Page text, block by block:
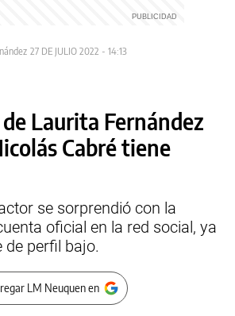
27 DE JULIO 2022 - 14:13
Laurita Fernández
Cabré tiene
se sorprendió con la
oficial en la red social, ya
de perfil bajo.
LM Neuquen en